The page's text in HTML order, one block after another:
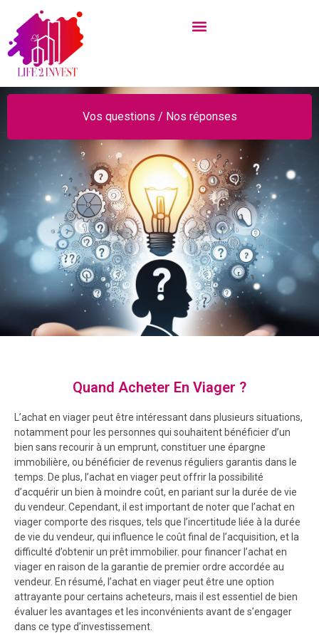
Vos questions / Nos réponses
Quand Acheter En Viager ?
L’achat en viager peut être intéressant dans plusieurs situations,
notamment pour les personnes qui souhaitent bénéficier d’un
bien sans recourir à un emprunt, constituer une épargne
immobilière, ou bénéficier de revenus réguliers garantis dans le
temps. De plus, l’achat en viager peut offrir la possibilité
d’acquérir un bien à moindre coût, en pariant sur la durée de vie
du vendeur. Cependant, il est important de noter que l’achat en
viager comporte des risques, tels que l’incertitude liée à la durée
de vie du vendeur, qui influence le coût final de l’acquisition, et la
difficulté d’obtenir un prêt immobilier. pour financer l’achat en
viager en raison de la garantie de premier ordre accordée au
vendeur. En résumé, l’achat en viager peut être une option
attrayante pour certains acheteurs, mais il est essentiel de bien
évaluer les avantages et les inconvénients avant de s’engager
dans ce type d’investissement.